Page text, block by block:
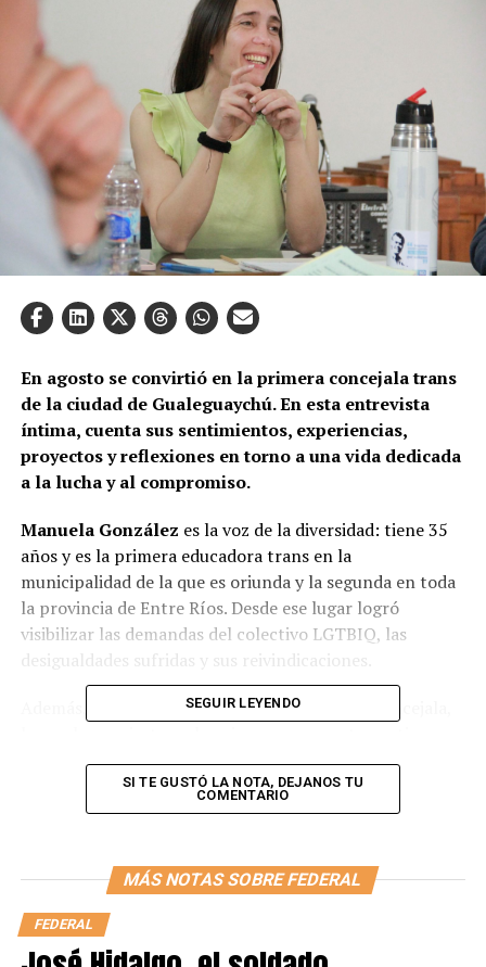
En agosto se convirtió en la primera concejala trans
de la ciudad de Gualeguaychú. En esta entrevista
íntima, cuenta sus sentimientos, experiencias,
proyectos y reflexiones en torno a una vida dedicada
a la lucha y al compromiso.
Manuela González es la voz de la diversidad: tiene 35
años y es la primera educadora trans en la
municipalidad de la que es oriunda y la segunda en toda
la provincia de Entre Ríos. Desde ese lugar logró
visibilizar las demandas del colectivo LGTBIQ, las
desigualdades sufridas y sus reivindicaciones.
Además, hasta diciembre se desarrolla como Concejala,
elegida por los ciudadanos para representar una parte
en el Concejo de la Municipalidad de Gualeguaychú.
parece que hay debates que hay que dar en la
sino también como una persona joven. Hay que
revisar las agendas de la sociedad y transformarlas
en agendas legislativas”
del área de Género y Diversidad.
SEGUIR LEYENDO
SI TE GUSTÓ LA NOTA, DEJANOS TU
COMENTARIO
MÁS NOTAS SOBRE FEDERAL
FEDERAL